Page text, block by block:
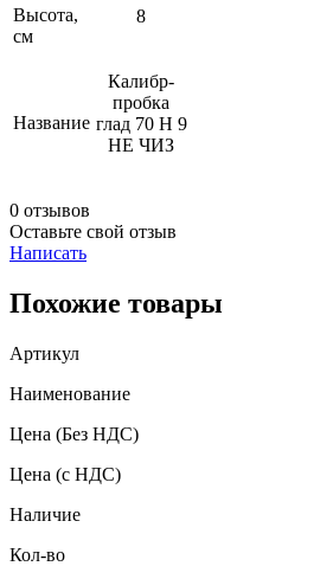
Высота,
см
8
Название
Калибр-
пробка
глад 70 Н 9
НЕ ЧИЗ
0 отзывов
Оставьте свой отзыв
Написать
Похожие товары
Артикул
Наименование
Цена (Без НДС)
Цена (с НДС)
Наличие
Кол-во